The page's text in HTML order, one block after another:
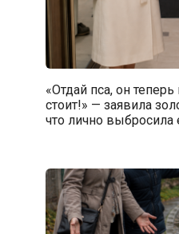
«Отдай пса, он
стоит!» — заявила
что лично выбросила